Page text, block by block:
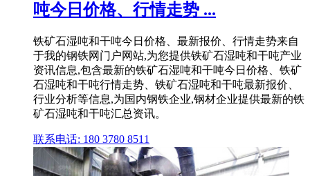
吨今日价格、行情走势 ...
铁矿石湿吨和干吨今日价格、最新报价、行情走势来自
于我的钢铁网门户网站,为您提供铁矿石湿吨和干吨产业
资讯信息,包含最新的铁矿石湿吨和干吨今日价格、铁矿
石湿吨和干吨行情走势、铁矿石湿吨和干吨最新报价、
行业分析等信息,为国内钢铁企业,钢材企业提供最新的铁
矿石湿吨和干吨汇总资讯。
联系电话: 180 3780 8511